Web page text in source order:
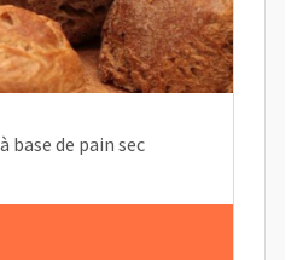
base de pain sec